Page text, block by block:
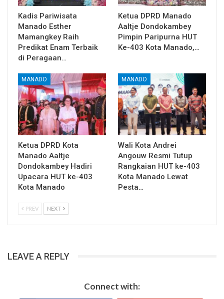
Kadis Pariwisata
Manado Esther
Mamangkey Raih
Predikat Enam Terbaik
di Peragaan…
Ketua DPRD Manado
Aaltje Dondokambey
Pimpin Paripurna HUT
Ke-403 Kota Manado,…
MANADO
Ketua DPRD Kota
Manado Aaltje
Dondokambey Hadiri
Upacara HUT ke-403
Kota Manado
MANADO
Wali Kota Andrei
Angouw Resmi Tutup
Rangkaian HUT ke-403
Kota Manado Lewat
Pesta…
PREV NEXT
LEAVE A REPLY
Connect with: